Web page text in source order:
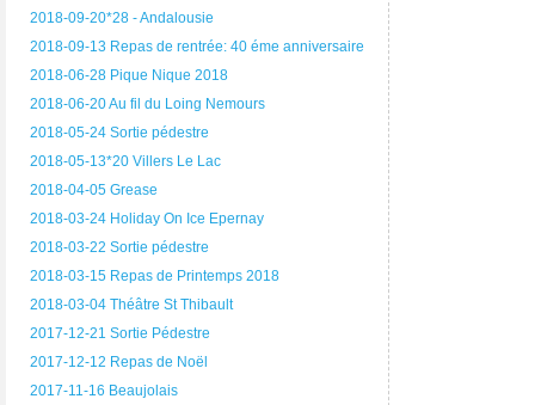
2018-09-20*28 - Andalousie
2018-09-13 Repas de rentrée: 40 éme anniversaire
2018-06-28 Pique Nique 2018
2018-06-20 Au fil du Loing Nemours
2018-05-24 Sortie pédestre
2018-05-13*20 Villers Le Lac
2018-04-05 Grease
2018-03-24 Holiday On Ice Epernay
2018-03-22 Sortie pédestre
2018-03-15 Repas de Printemps 2018
2018-03-04 Théâtre St Thibault
2017-12-21 Sortie Pédestre
2017-12-12 Repas de Noël
2017-11-16 Beaujolais